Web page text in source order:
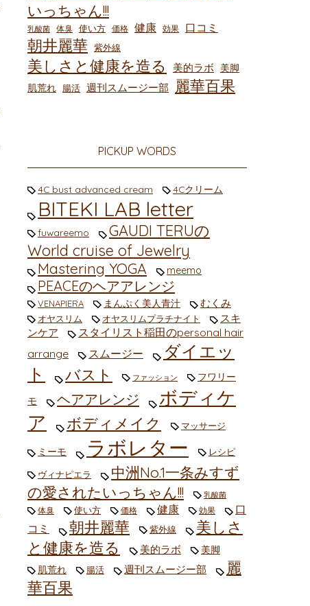
いっちゃん!!!
乳酸菌 体臭 使い方 価格 健康 効果 口コミ
朝井麗華 紫外線
美しさと健康を造る 美的ラボ
美脚
肌荒れ
腸活 週刊スムージー部 麗華百果
PICKUP WORDS
4C bust advanced cream 4Cクリーム
BITEKI LAB letter
fuwareemo
GAUDI TERUの
World cruise of Jewelry
Mastering YOGA meemo
PEACEのヘアアレンジ
VENAPIERA まんぷく美人青汁 むくみ
オヤスリム オヤスリムプラチナイト
スキ
ンケア
スタイリスト稲田のpersonal hair
arrange
スムージー
ダイエッ
ト
バスト ファッション フワリー
モ ヘアアレンジ
ボディケ
ア
ボディメイク マッサージ
ミーモ ラボレター レシピ
ヴィナピエラ
中洲No.1一条みすず
の愛されたいっちゃん!!!
乳酸菌
体臭 使い方 価格 健康 効果
口
コミ
朝井麗華 紫外線
美しさ
と健康を造る
美的ラボ
美脚
肌荒れ
腸活 週刊スムージー部
麗
華百果